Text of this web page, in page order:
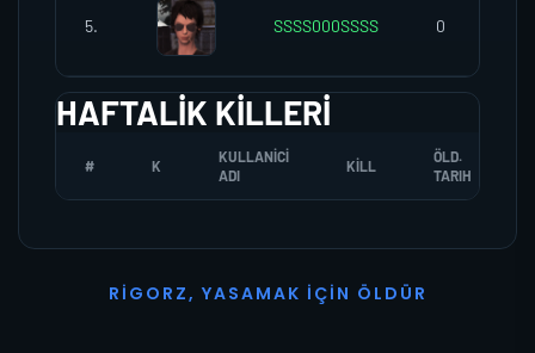
5. SSSS000SSSS 0
HAFTALIK KILLERI
# K
KULLANICI
ADI
KILL
ÖLD.
TARIH
R I G O R Z, YASAMAK İ ÇI N Ö L D Ü R